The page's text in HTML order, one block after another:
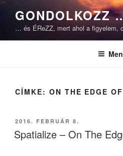
Tartalomhoz
GONDOLKOZZ
… és ÉReZZ, mert ahol a figyelem,
CÍMKE: ON THE EDGE
BEKÜLDVE:
2016. FEBRUÁR 8.
Spatialize – On The